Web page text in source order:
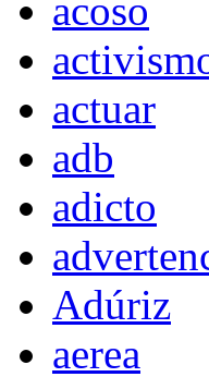
acoso
actuar
adb
adicto
Adúriz
aerea